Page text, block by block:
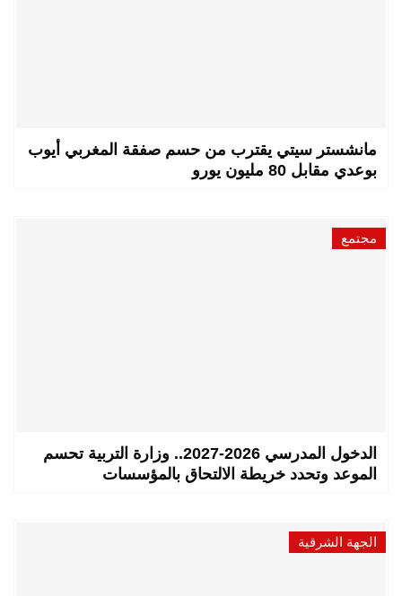
مانشستر سيتي يقترب من حسم صفقة المغربي أيوب
بوعدي مقابل 80 مليون يورو
مجتمع
الدخول المدرسي 2026-2027.. وزارة التربية تحسم
الموعد وتحدد خريطة الالتحاق بالمؤسسات
الجهة الشرقية